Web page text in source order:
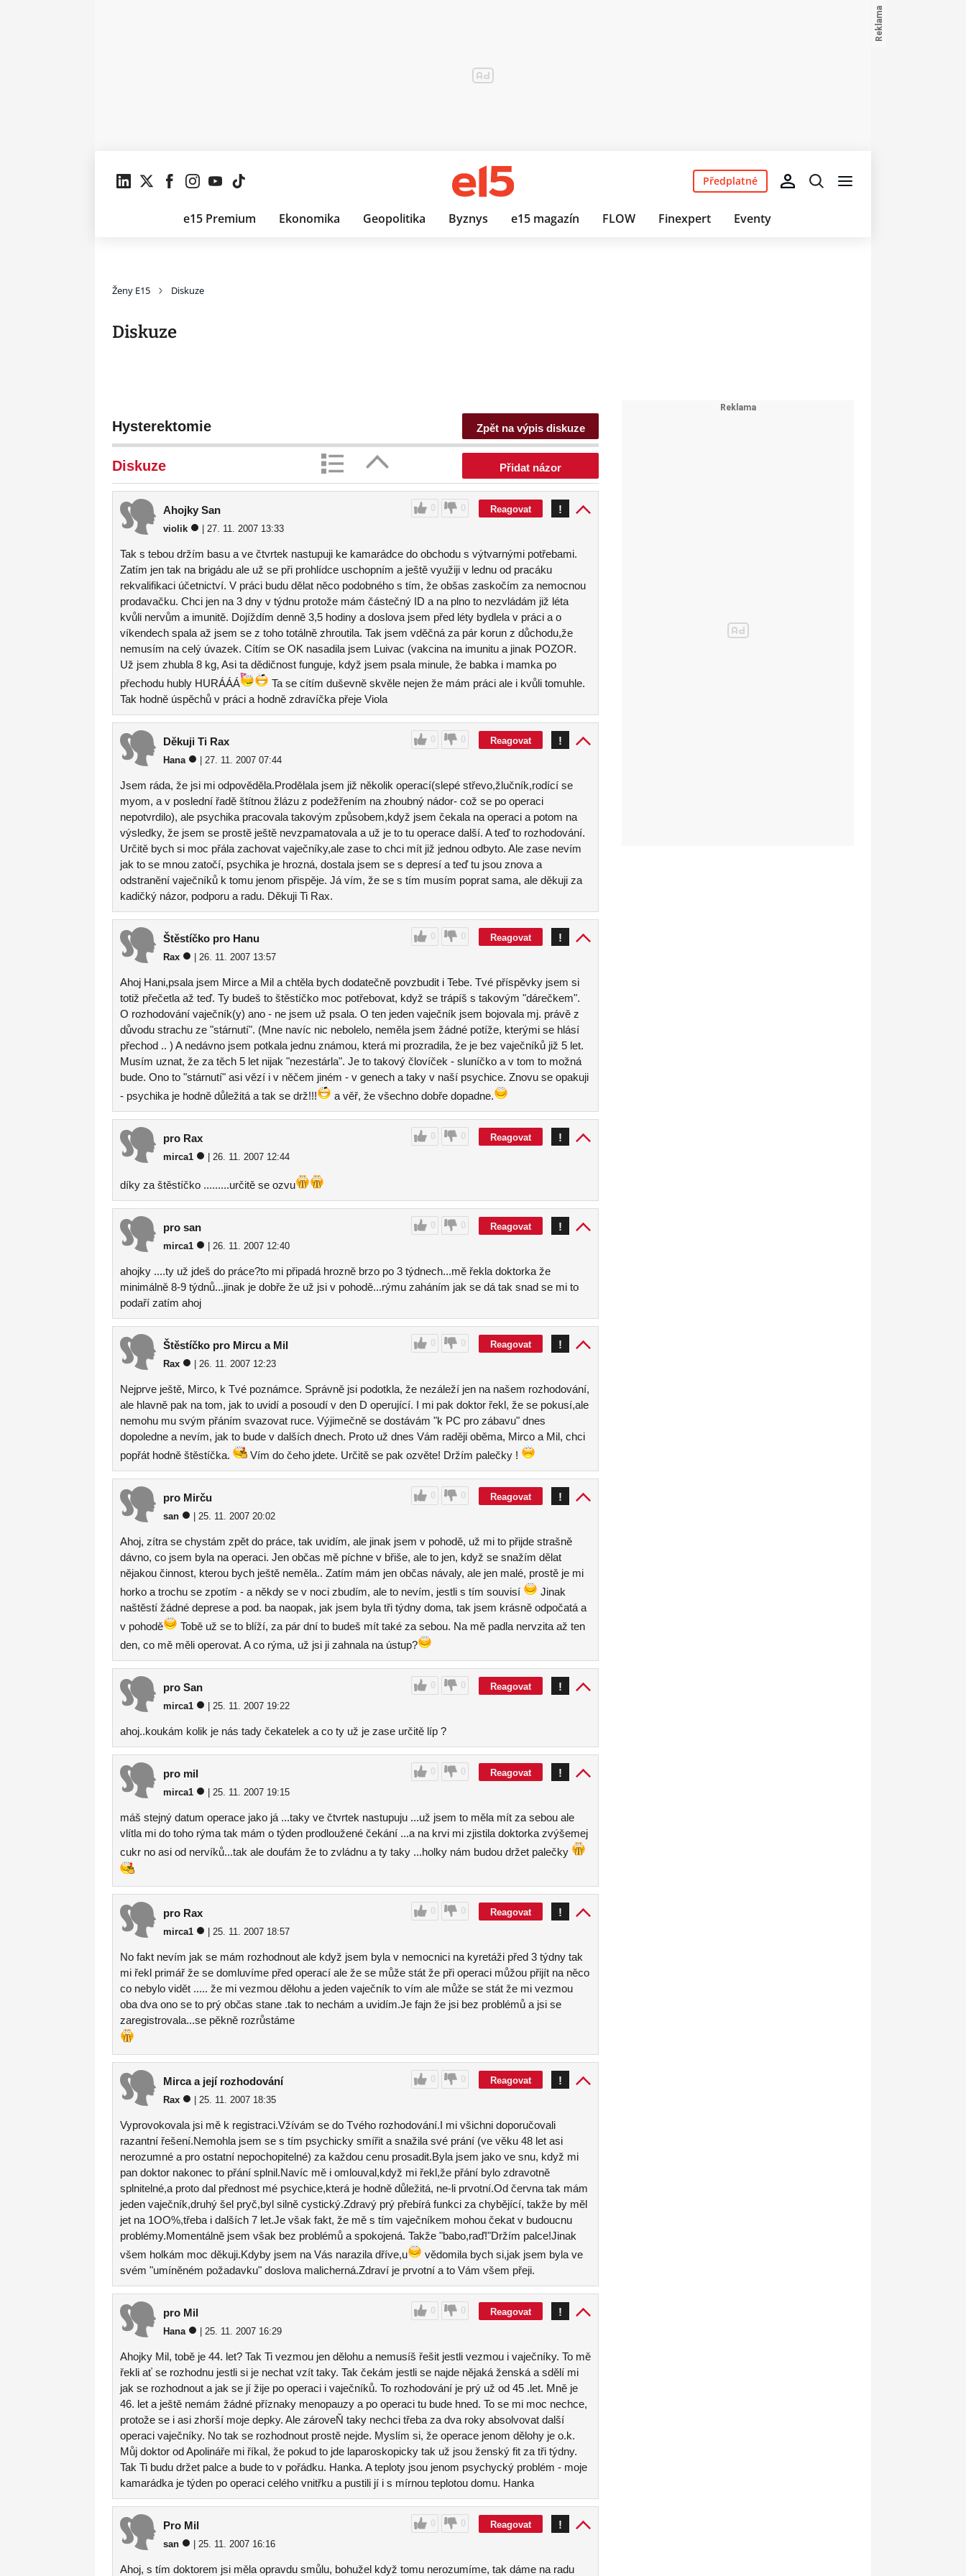
e15 Premium Ekonomika Geopolitika Byznys e15 magazín FLOW Finexpert Eventy
Předplatné
Ženy E15 Diskuze
Diskuze
Hysterektomie Zpět na výpis diskuze
Diskuze Přidat názor
Ahojky San
violik | 27. 11. 2007 13:33
0 0 Reagovat !
Tak s tebou držím basu a ve čtvrtek nastupuji ke kamarádce do obchodu s výtvarnými potřebami.
Zatím jen tak na brigádu ale už se při prohlídce uschopním a ještě využiji v lednu od pracáku
rekvalifikaci účetnictví. V práci budu dělat něco podobného s tím, že obšas zaskočím za nemocnou
prodavačku. Chci jen na 3 dny v týdnu protože mám částečný ID a na plno to nezvládám již léta
kvůli nervům a imunitě. Dojíždím denně 3,5 hodiny a doslova jsem před léty bydlela v práci a o
víkendech spala až jsem se z toho totálně zhroutila. Tak jsem vděčná za pár korun z důchodu,že
nemusím na celý úvazek. Cítím se OK nasadila jsem Luivac (vakcina na imunitu a jinak POZOR.
Už jsem zhubla 8 kg, Asi ta dědičnost funguje, když jsem psala minule, že babka i mamka po
přechodu hubly HURÁÁÁ
Ta se cítím duševně skvěle nejen že mám práci ale i kvůli tomuhle.
Tak hodně úspěchů v práci a hodně zdravíčka přeje Viola
Děkuji Ti Rax
Hana | 27. 11. 2007 07:44
0 0 Reagovat !
Jsem ráda, že jsi mi odpověděla.Prodělala jsem již několik operací(slepé střevo,žlučník,rodící se
myom, a v poslední řadě štítnou žlázu z podežřením na zhoubný nádor- což se po operaci
nepotvrdilo), ale psychika pracovala takovým způsobem,když jsem čekala na operaci a potom na
výsledky, že jsem se prostě ještě nevzpamatovala a už je to tu operace další. A teď to rozhodování.
Určitě bych si moc přála zachovat vaječníky,ale zase to chci mít již jednou odbyto. Ale zase nevím
jak to se mnou zatočí, psychika je hrozná, dostala jsem se s depresí a teď tu jsou znova a
odstranění vaječníků k tomu jenom přispěje. Já vím, že se s tím musím poprat sama, ale děkuji za
kadičký názor, podporu a radu. Děkuji Ti Rax.
Štěstíčko pro Hanu
Rax | 26. 11. 2007 13:57
0 0 Reagovat !
Ahoj Hani,psala jsem Mirce a Mil a chtěla bych dodatečně povzbudit i Tebe. Tvé příspěvky jsem si
totiž přečetla až teď. Ty budeš to štěstíčko moc potřebovat, když se trápíš s takovým "dárečkem".
O rozhodování vaječník(y) ano - ne jsem už psala. O ten jeden vaječník jsem bojovala mj. právě z
důvodu strachu ze "stárnutí". (Mne navíc nic nebolelo, neměla jsem žádné potíže, kterými se hlásí
přechod .. ) A nedávno jsem potkala jednu známou, která mi prozradila, že je bez vaječníků již 5 let.
Musím uznat, že za těch 5 let nijak "nezestárla". Je to takový človíček - sluníčko a v tom to možná
bude. Ono to "stárnutí" asi vězí i v něčem jiném - v genech a taky v naší psychice. Znovu se opakuji
- psychika je hodně důležitá a tak se drž!!!
a věř, že všechno dobře dopadne.
pro Rax
mirca1 | 26. 11. 2007 12:44
0 0 Reagovat !
díky za štěstíčko .........určitě se ozvu
pro san
mirca1 | 26. 11. 2007 12:40
0 0 Reagovat !
ahojky ....ty už jdeš do práce?to mi připadá hrozně brzo po 3 týdnech...mě řekla doktorka že
minimálně 8-9 týdnů...jinak je dobře že už jsi v pohodě...rýmu zaháním jak se dá tak snad se mi to
podaří zatím ahoj
Štěstíčko pro Mircu a Mil
Rax | 26. 11. 2007 12:23
0 0 Reagovat !
Nejprve ještě, Mirco, k Tvé poznámce. Správně jsi podotkla, že nezáleží jen na našem rozhodování,
ale hlavně pak na tom, jak to uvidí a posoudí v den D operující. I mi pak doktor řekl, že se pokusí,ale
nemohu mu svým přáním svazovat ruce. Výjimečně se dostávám "k PC pro zábavu" dnes
dopoledne a nevím, jak to bude v dalších dnech. Proto už dnes Vám raději oběma, Mirco a Mil, chci
popřát hodně štěstíčka.
Vím do čeho jdete. Určitě se pak ozvěte! Držím palečky !
pro Mirču
san | 25. 11. 2007 20:02
0 0 Reagovat !
Ahoj, zítra se chystám zpět do práce, tak uvidím, ale jinak jsem v pohodě, už mi to přijde strašně
dávno, co jsem byla na operaci. Jen občas mě píchne v břiše, ale to jen, když se snažím dělat
nějakou činnost, kterou bych ještě neměla.. Zatím mám jen občas návaly, ale jen malé, prostě je mi
horko a trochu se zpotím - a někdy se v noci zbudím, ale to nevím, jestli s tím souvisí
Jinak
naštěstí žádné deprese a pod. ba naopak, jak jsem byla tři týdny doma, tak jsem krásně odpočatá a
v pohodě
Tobě už se to blíží, za pár dní to budeš mít také za sebou. Na mě padla nervzita až ten
den, co mě měli operovat. A co rýma, už jsi ji zahnala na ústup?
pro San
mirca1 | 25. 11. 2007 19:22
0 0 Reagovat !
ahoj..koukám kolik je nás tady čekatelek a co ty už je zase určitě líp ?
pro mil
mirca1 | 25. 11. 2007 19:15
0 0 Reagovat !
máš stejný datum operace jako já ...taky ve čtvrtek nastupuju ...už jsem to měla mít za sebou ale
vlítla mi do toho rýma tak mám o týden prodloužené čekání ...a na krvi mi zjistila doktorka zvýšemej
cukr no asi od nervíků...tak ale doufám že to zvládnu a ty taky ...holky nám budou držet palečky
pro Rax
mirca1 | 25. 11. 2007 18:57
0 0 Reagovat !
No fakt nevím jak se mám rozhodnout ale když jsem byla v nemocnici na kyretáži před 3 týdny tak
mi řekl primář že se domluvíme před operací ale že se může stát že při operaci můžou přijít na něco
co nebylo vidět ..... že mi vezmou dělohu a jeden vaječník to vím ale může se stát že mi vezmou
oba dva ono se to prý občas stane .tak to nechám a uvidím.Je fajn že jsi bez problémů a jsi se
zaregistrovala...se pěkně rozrůstáme
Mirca a její rozhodování
Rax | 25. 11. 2007 18:35
0 0 Reagovat !
Vyprovokovala jsi mě k registraci.Vžívám se do Tvého rozhodování.I mi všichni doporučovali
razantní řešení.Nemohla jsem se s tím psychicky smířit a snažila své prání (ve věku 48 let asi
nerozumné a pro ostatní nepochopitelné) za každou cenu prosadit.Byla jsem jako ve snu, když mi
pan doktor nakonec to přání splnil.Navíc mě i omlouval,když mi řekl,že přání bylo zdravotně
splnitelné,a proto dal přednost mé psychice,která je hodně důležitá, ne-li prvotní.Od června tak mám
jeden vaječník,druhý šel pryč,byl silně cystický.Zdravý prý přebírá funkci za chybějící, takže by měl
jet na 1OO%,třeba i dalších 7 let.Je však fakt, že mě s tím vaječníkem mohou čekat v budoucnu
problémy.Momentálně jsem však bez problémů a spokojená. Takže "babo,raď!"Držím palce!Jinak
všem holkám moc děkuji.Kdyby jsem na Vás narazila dříve,u
vědomila bych si,jak jsem byla ve
svém "umíněném požadavku" doslova malicherná.Zdraví je prvotní a to Vám všem přeji.
pro Mil
Hana | 25. 11. 2007 16:29
0 0 Reagovat !
Ahojky Mil, tobě je 44. let? Tak Ti vezmou jen dělohu a nemusíš řešit jestli vezmou i vaječníky. To mě
řekli ať se rozhodnu jestli si je nechat vzít taky. Tak čekám jestli se najde nějaká ženská a sdělí mi
jak se rozhodnout a jak se jí žije po operaci i vaječníků. To rozhodování je prý už od 45 .let. Mně je
46. let a ještě nemám žádné příznaky menopauzy a po operaci tu bude hned. To se mi moc nechce,
protože se i asi zhorší moje depky. Ale zároveŇ taky nechci třeba za dva roky absolvovat další
operaci vaječníky. No tak se rozhodnout prostě nejde. Myslím si, že operace jenom dělohy je o.k.
Můj doktor od Apolináře mi říkal, že pokud to jde laparoskopicky tak už jsou ženský fit za tři týdny.
Tak Ti budu držet palce a bude to v pořádku. Hanka. A teploty jsou jenom psychycký problém - moje
kamarádka je týden po operaci celého vnitřku a pustili jí i s mírnou teplotou domu. Hanka
Pro Mil
san | 25. 11. 2007 16:16
0 0 Reagovat !
Ahoj, s tím doktorem jsi měla opravdu smůlu, bohužel když tomu nerozumíme, tak dáme na radu